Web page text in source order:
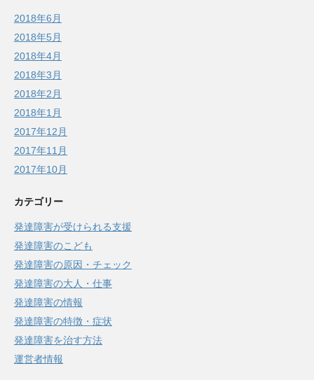
2018年6月
2018年5月
2018年4月
2018年3月
2018年2月
2018年1月
2017年12月
2017年11月
2017年10月
カテゴリー
発達障害が受けられる支援
発達障害のこども
発達障害の原因・チェック
発達障害の大人・仕事
発達障害の情報
発達障害の特徴・症状
発達障害を治す方法
運営者情報